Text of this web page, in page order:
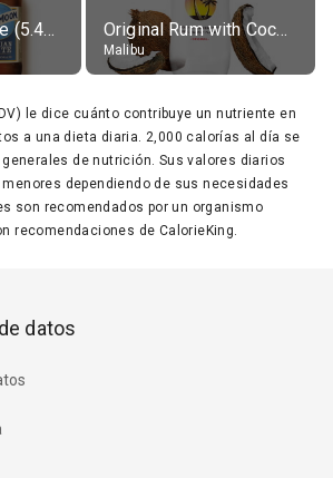
Belgian White Ale (5.4% alc.) Original Rum with Coconut Flavour (21% alc.)
Malibu
le dice cuánto contribuye un nutriente en
a una dieta diaria. 2,000 calorías al día se
de nutrición. Sus valores diarios
dependiendo de sus necesidades
son recomendados por un organismo
recomendaciones de CalorieKing.
datos